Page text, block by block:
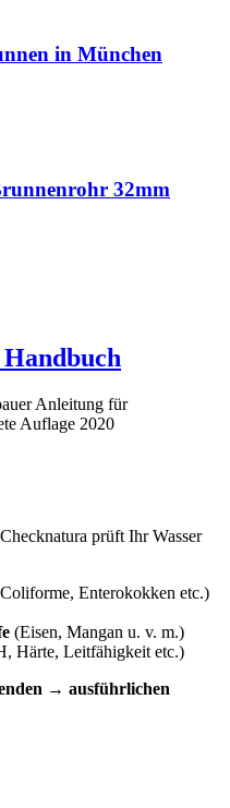
in München
32mm
Anleitung für
Auflage 2020
prüft Ihr Wasser
Enterokokken etc.)
(Eisen, Mangan u. v. m.)
Härte, Leitfähigkeit etc.)
→ ausführlichen